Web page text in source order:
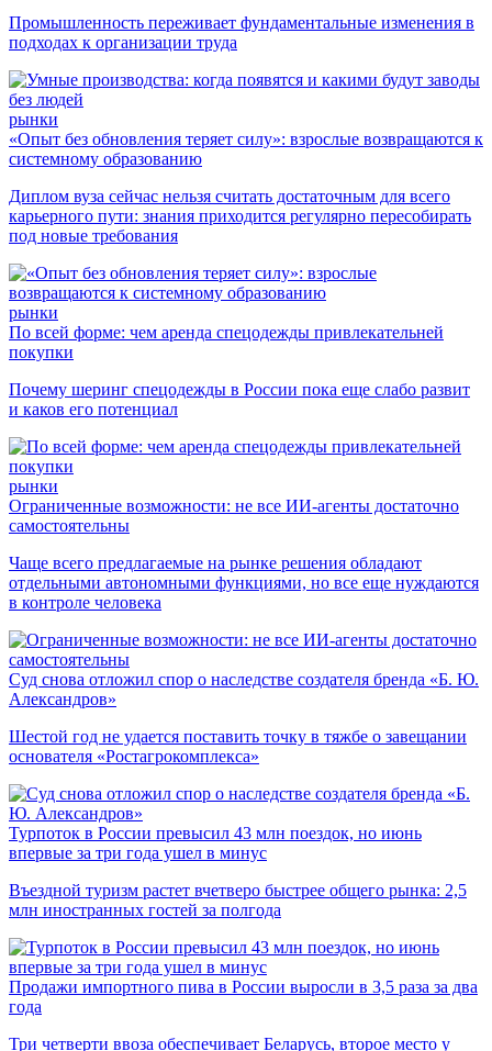
Промышленность переживает фундаментальные изменения в
подходах к организации труда
рынки
«Опыт без обновления теряет силу»: взрослые возвращаются к
системному образованию
Диплом вуза сейчас нельзя считать достаточным для всего
карьерного пути: знания приходится регулярно пересобирать
под новые требования
рынки
По всей форме: чем аренда спецодежды привлекательней
покупки
Почему шеринг спецодежды в России пока еще слабо развит
и каков его потенциал
рынки
Ограниченные возможности: не все ИИ-агенты достаточно
самостоятельны
Чаще всего предлагаемые на рынке решения обладают
отдельными автономными функциями, но все еще нуждаются
в контроле человека
Суд снова отложил спор о наследстве создателя бренда «Б. Ю.
Александров»
Шестой год не удается поставить точку в тяжбе о завещании
основателя «Ростагрокомплекса»
Турпоток в России превысил 43 млн поездок, но июнь
впервые за три года ушел в минус
Въездной туризм растет вчетверо быстрее общего рынка: 2,5
млн иностранных гостей за полгода
Продажи импортного пива в России выросли в 3,5 раза за два
года
Три четверти ввоза обеспечивает Беларусь, второе место у